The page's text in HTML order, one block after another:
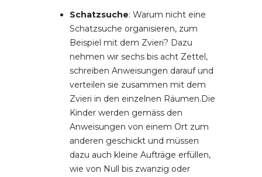
Schatzsuche: Warum nicht eine
Schatzsuche organisieren, zum
Beispiel mit dem Zvieri? Dazu
nehmen wir sechs bis acht Zettel,
schreiben Anweisungen darauf und
verteilen sie zusammen mit dem
Zvieri in den einzelnen Räumen.Die
Kinder werden gemäss den
Anweisungen von einem Ort zum
anderen geschickt und müssen
dazu auch kleine Aufträge erfüllen,
wie von Null bis zwanzig oder